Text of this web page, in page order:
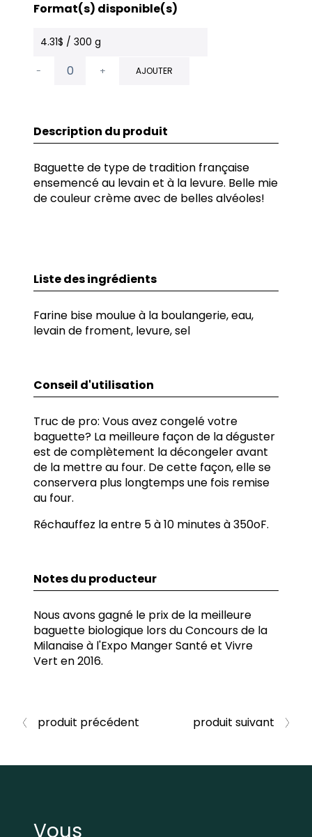
Format(s) disponible(s)
4.31$ / 300 g
- + AJOUTER
Description du produit
Baguette de type de tradition française
ensemencé au levain et à la levure. Belle mie
de couleur crème avec de belles alvéoles!
Liste des ingrédients
Farine bise moulue à la boulangerie, eau,
levain de froment, levure, sel
Conseil d'utilisation
Truc de pro: Vous avez congelé votre
baguette? La meilleure façon de la déguster
est de complètement la décongeler avant
de la mettre au four. De cette façon, elle se
conservera plus longtemps une fois remise
au four.
Réchauffez la entre 5 à 10 minutes à 350oF.
Notes du producteur
Nous avons gagné le prix de la meilleure
baguette biologique lors du Concours de la
Milanaise à l'Expo Manger Santé et Vivre
Vert en 2016.
produit précédent produit suivant
Vous